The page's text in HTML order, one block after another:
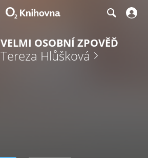
VELMI OSOBNÍ ZPOVĚĎ
Tereza Hlůšková